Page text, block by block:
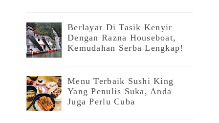
Berlayar Di Tasik Kenyir
Dengan Razna Houseboat,
Kemudahan Serba Lengkap!
Menu Terbaik Sushi King
Yang Penulis Suka, Anda
Juga Perlu Cuba